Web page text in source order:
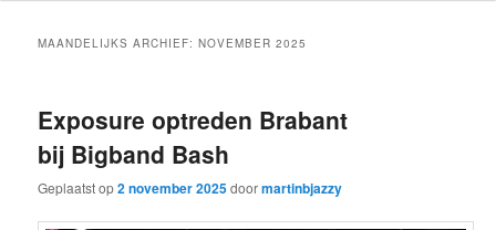
MAANDELIJKS ARCHIEF:NOVEMBER 2025
Exposure optreden Brabant
bij Bigband Bash
Geplaatst op2 november 2025doormartinbjazzy